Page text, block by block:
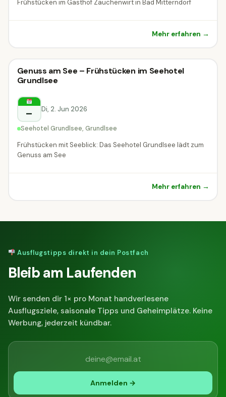
Frühstücken im Gasthof Zauchenwirt in Bad Mitterndorf
Mehr erfahren →
Kulinarik & Genuss
Kulinarik & Genuss
Genuss am See – Frühstücken im Seehotel
Grundlsee
– Di, 2. Jun 2026
Seehotel Grundlsee, Grundlsee
Frühstücken mit Seeblick: Das Seehotel Grundlsee lädt zum
Genuss am See
Mehr erfahren →
Ausflugstipps direkt in dein Postfach
Bleib am Laufenden
Wir senden dir 1× pro Monat handverlesene
Ausflugsziele, saisonale Tipps und Geheimplätze. Keine
Werbung, jederzeit kündbar.
Anmelden →